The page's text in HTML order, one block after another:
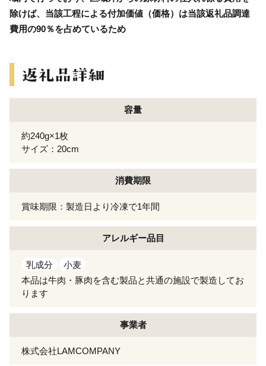
除けば、当該工程による付加価値（価格）は当該返礼品調達
費用の90％を占めているため
容量
約240g×1枚
サイズ：20cm
消費期限
賞味期限：製造日より冷凍で1年間
アレルギー品目
乳成分
小麦
本品は牛肉・豚肉を含む製品と共通の施設で製造してお
ります
事業者
株式会社LAMCOMPANY